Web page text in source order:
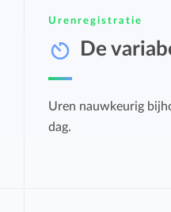
Eenvoudig
Bekijk alle
Houd grip op
overzichten.
Eenvoudig uren
Urenregistratie
De
Uren nauwkeurig
dag.